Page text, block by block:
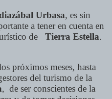
Urbasa, es sin
a tener en cuenta en
de Tierra Estella.
próximos meses, hasta
del turismo de la
, de ser conscientes de la